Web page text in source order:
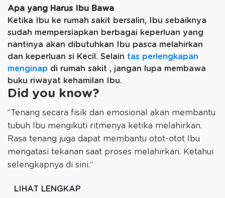
Apa yang Harus Ibu Bawa
Ketika Ibu ke rumah sakit bersalin, Ibu sebaiknya
sudah mempersiapkan berbagai keperluan yang
nantinya akan dibutuhkan Ibu pasca melahirkan
dan keperluan si Kecil. Selain tas perlengkapan
menginap di rumah sakit , jangan lupa membawa
buku riwayat kehamilan Ibu.
Did you know?
”Tenang secara fisik dan emosional akan membantu
tubuh Ibu mengikuti ritmenya ketika melahirkan.
Rasa tenang juga dapat membantu otot-otot Ibu
mengatasi tekanan saat proses melahirkan. Ketahui
selengkapnya di sini.“
LIHAT LENGKAP